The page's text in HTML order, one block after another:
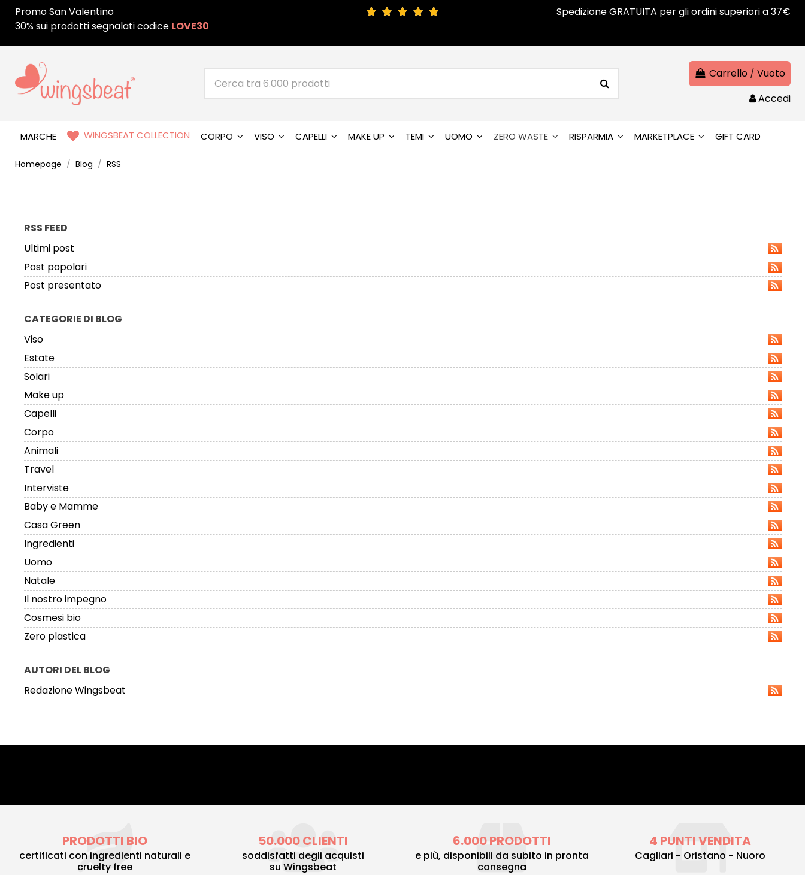
Promo San Valentino
30% sui prodotti segnalati codice LOVE30
Spedizione GRATUITA per gli ordini superiori a 37€
Carrello / Vuoto
Accedi
MARCHE WINGSBEAT COLLECTION CORPO VISO CAPELLI MAKE UP TEMI UOMO ZERO WASTE RISPARMIA MARKETPLACE GIFT CARD
Homepage Blog RSS
RSS FEED
Ultimi post
Post popolari
Post presentato
CATEGORIE DI BLOG
Viso
Estate
Solari
Make up
Capelli
Corpo
Animali
Travel
Interviste
Baby e Mamme
Casa Green
Ingredienti
Uomo
Natale
Il nostro impegno
Cosmesi bio
Zero plastica
AUTORI DEL BLOG
Redazione Wingsbeat
PRODOTTI BIO
certificati con ingredienti naturali e
cruelty free
50.000 CLIENTI
soddisfatti degli acquisti
su Wingsbeat
6.000 PRODOTTI
e più, disponibili da subito in pronta
consegna
4 PUNTI VENDITA
Cagliari - Oristano - Nuoro